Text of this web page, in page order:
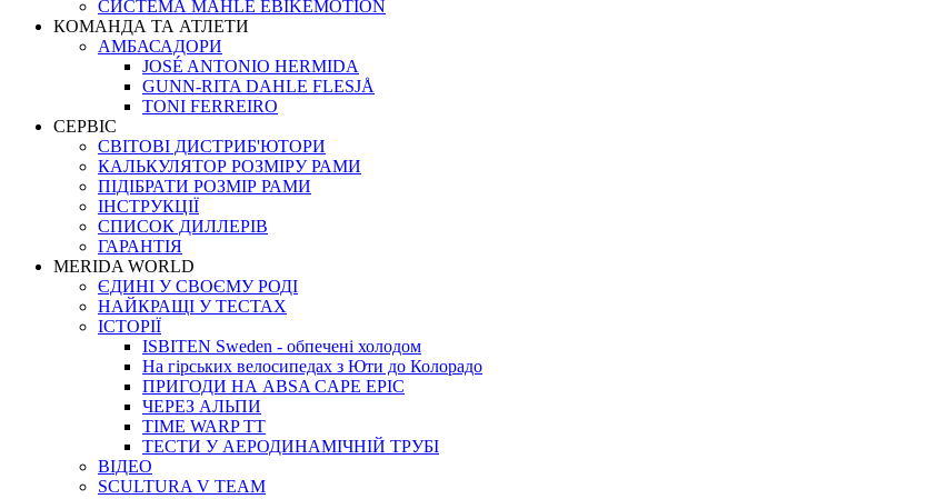
СИСТЕМА MAHLE EBIKEMOTION
КОМАНДА ТА АТЛЕТИ
АМБАСАДОРИ
JOSÉ ANTONIO HERMIDA
GUNN-RITA DAHLE FLESJÅ
TONI FERREIRO
СЕРВІС
СВІТОВІ ДИСТРИБ'ЮТОРИ
КАЛЬКУЛЯТОР РОЗМIРУ РАМИ
ПІДІБРАТИ РОЗМІР РАМИ
IНСТРУКЦIЇ
СПИСОК ДИЛЛЕРІВ
ГАРАНТIЯ
MERIDA WORLD
ЄДИНI У СВОЄМУ РОДI
НАЙКРАЩІ У ТЕСТАХ
ІСТОРІЇ
ISBITEN Sweden - обпечені холодом
На гірських велосипедах з Юти до Колорадо
ПРИГОДИ НА ABSA CAPE EPIC
ЧЕРЕЗ АЛЬПИ
TIME WARP TT
ТЕСТИ У АЕРОДИНАМІЧНІЙ ТРУБІ
ВІДЕО
SCULTURA V TEAM